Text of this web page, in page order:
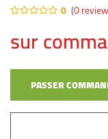
0 (0
sur
PASSER